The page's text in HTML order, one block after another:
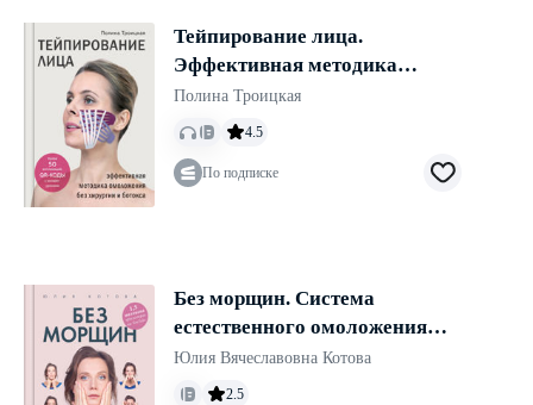
Тейпирование лица.
Эффективная методика
омоложения без хирургии и
ботокса
Полина Троицкая
4.5
По подписке
Без морщин. Система
естественного омоложения
лица
Юлия Вячеславовна Котова
2.5